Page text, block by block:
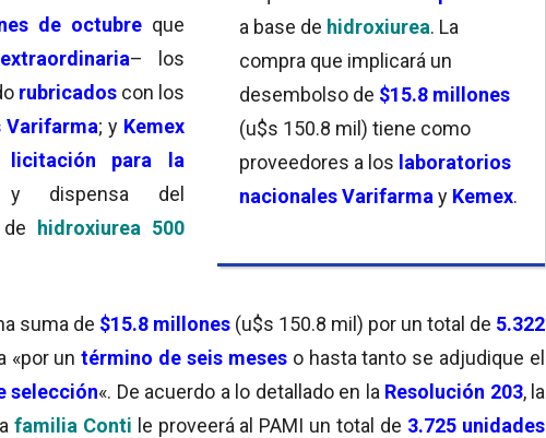
a base de hidroxiurea. La
compra que implicará un
desembolso de $15.8 millones
(u$s 150.8 mil) tiene como
proveedores a los laboratorios
nacionalesVarifarma y Kemex.
de octubre que
– los
rubricados con los
Varifarma; y Kemex
licitación para la
y dispensa del
hidroxiurea 500
suma de $15.8 millones (u$s 150.8 mil) por un total de 5.322
«por untérmino de seis meses o hasta tanto se adjudique el
selección«. De acuerdo a lo detallado en la Resolución 203, la
familia Conti le proveerá al PAMI un total de 3.725 unidades